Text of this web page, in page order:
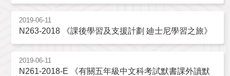
2019-06-11
N263-2018 《課後學習及支援計劃 廸士尼學習之旅》
2019-06-11
N261-2018-E 《有關五年級中文科考試默書課外讀默